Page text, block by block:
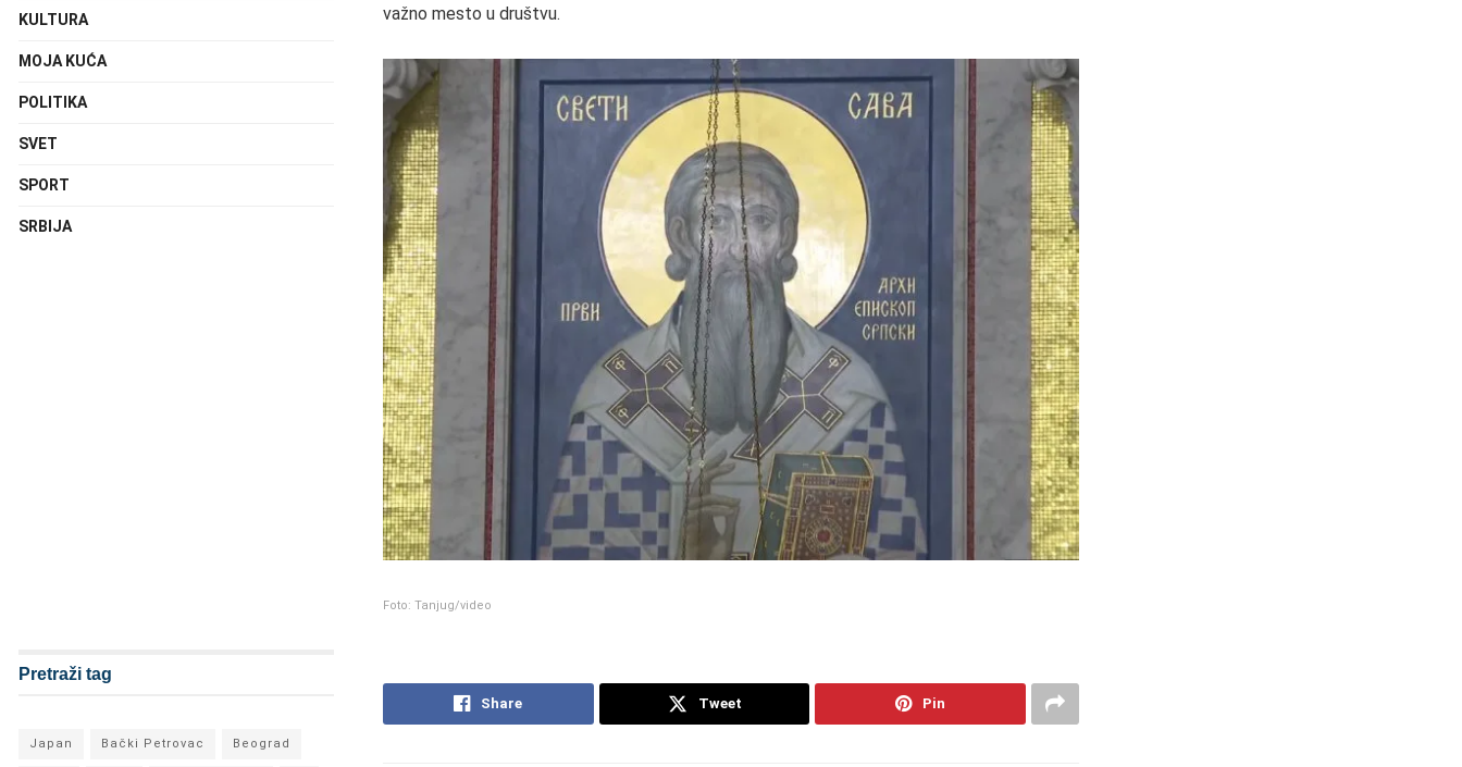
važno mesto u društvu.
Foto: Tanjug/video
Share Tweet Pin
KULTURA
MOJA KUĆA
POLITIKA
SVET
SPORT
SRBIJA
Pretraži tag
Japan Bački Petrovac Beograd